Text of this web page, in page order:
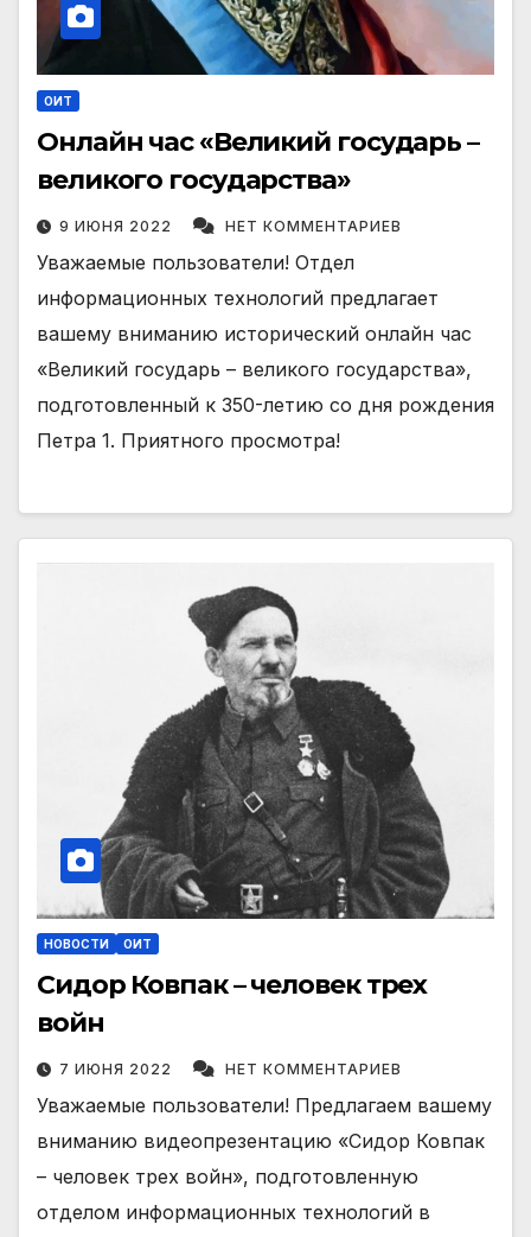
ОИТ
Онлайн час «Великий государь –
великого государства»
9 ИЮНЯ 2022 НЕТ КОММЕНТАРИЕВ
Уважаемые пользователи! Отдел
информационных технологий предлагает
вашему вниманию исторический онлайн час
«Великий государь – великого государства»,
подготовленный к 350-летию со дня рождения
Петра 1. Приятного просмотра!
НОВОСТИ ОИТ
Сидор Ковпак – человек трех
войн
7 ИЮНЯ 2022 НЕТ КОММЕНТАРИЕВ
Уважаемые пользователи! Предлагаем вашему
вниманию видеопрезентацию «Сидор Ковпак
– человек трех войн», подготовленную
отделом информационных технологий в